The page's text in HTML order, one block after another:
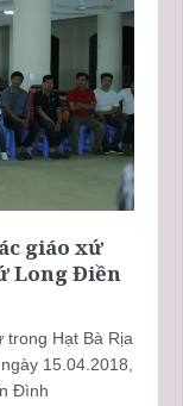
giáo xứ
Long Điền
Hạt Bà Rịa
15.04.2018,
Đình